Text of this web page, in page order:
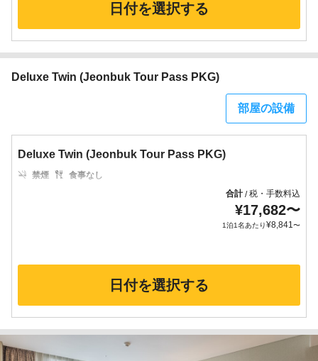
日付を選択する
Deluxe Twin (Jeonbuk Tour Pass PKG)
部屋の設備
Deluxe Twin (Jeonbuk Tour Pass PKG)
禁煙
食事なし
合計/税・手数料込
¥17,682〜
1泊1名あたり¥8,841〜
日付を選択する